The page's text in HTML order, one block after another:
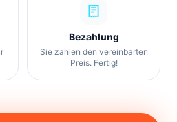
Bezahlung
Sie zahlen den vereinbarten
Preis. Fertig!